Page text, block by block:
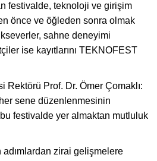
festivalde, teknoloji ve girişim
önce ve öğleden sonra olmak
sahne deneyimi
ise kayıtlarını TEKNOFEST
Prof. Dr. Ömer Çomaklı:
sene düzenlenmesinin
festivalde yer almaktan mutluluk
adımlardan zirai gelişmelere